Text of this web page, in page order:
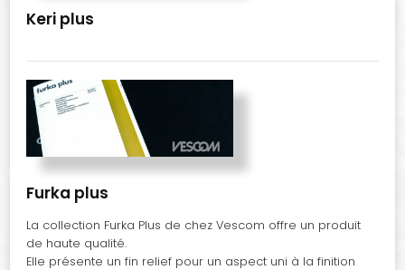
Keri plus
Furka plus
La collection Furka Plus de chez Vescom offre un produit
de haute qualité.
Elle présente un fin relief pour un aspect uni à la finition